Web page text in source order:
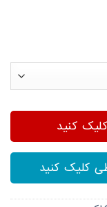
کنید
کلیک کنید